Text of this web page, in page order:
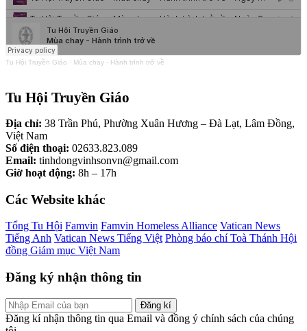
Tu Hội Truyền Giáo · Mùa chay - Hành trình trở về
Tu Hội Truyền Giáo
Địa chỉ: 38 Trần Phú, Phường Xuân Hương – Đà Lạt, Lâm Đồng,
Việt Nam
Số điện thoại: 02633.823.089
Email: tinhdongvinhsonvn@gmail.com
Giờ hoạt động: 8h – 17h
Các Website khác
Tổng Tu Hội Famvin Famvin Homeless Alliance Vatican News
Tiếng Anh Vatican News Tiếng Việt Phòng báo chí Toà Thánh Hội
đồng Giám mục Việt Nam
Đăng ký nhận thông tin
Đăng kí
Đăng kí nhận thông tin qua Email và đồng ý chính sách của chúng